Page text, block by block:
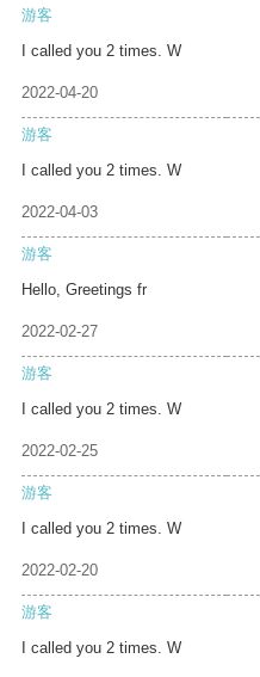
游客
I called you 2 times. W
2022-04-20
游客
I called you 2 times. W
2022-04-03
游客
Hello, Greetings fr
2022-02-27
游客
I called you 2 times. W
2022-02-25
游客
I called you 2 times. W
2022-02-20
游客
I called you 2 times. W